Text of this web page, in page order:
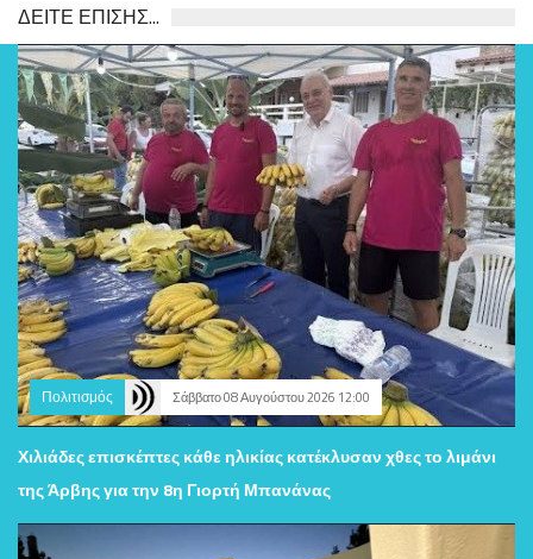
ΔΕΙΤΕ ΕΠΙΣΗΣ...
Πολιτισμός Σάββατο 08 Αυγούστου 2026 12:00
Χιλιάδες επισκέπτες κάθε ηλικίας κατέκλυσαν χθες το λιμάνι
της Άρβης για την 8η Γιορτή Μπανάνας